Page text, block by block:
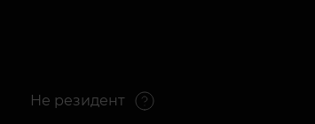
Не резидент